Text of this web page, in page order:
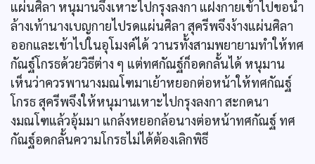
แผ่นศิลา หนุมานจึงเหาะไปกรุงลงกา แฝงกายเข้าไปขอน้ำ
ล้างเท้านางเบญกายไปรดแผ่นศิลา สุครีพจึงง้างแผ่นศิลา
ออกและเข้าไปในอุโมงค์ได้ วานรทั้งสามพยายามทำให้ทศ
กัณฐ์โกรธด้วยวิธีต่าง ๆ แต่ทศกัณฐ์ก็อดกลั้นได้ หนุมาน
เห็นว่าควรพานางมณโฑมาเย้าหยอกต่อหน้าให้ทศกัณฐ์
โกรธ สุครีพจึงให้หนุมานเหาะไปกรุงลงกา สะกดนา
งมณโฑแล้วอุ้มมา แกล้งหยอกล้อนางต่อหน้าทศกัณฐ์ ทศ
กัณฐ์อดกลั้นความโกรธไม่ได้ต้องเลิกพิธี